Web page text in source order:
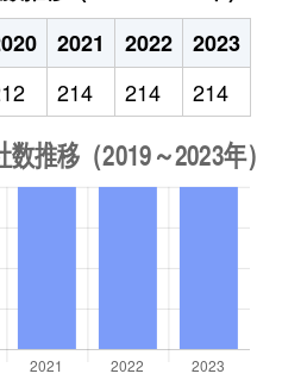
2021 2022
2023
214 214 214